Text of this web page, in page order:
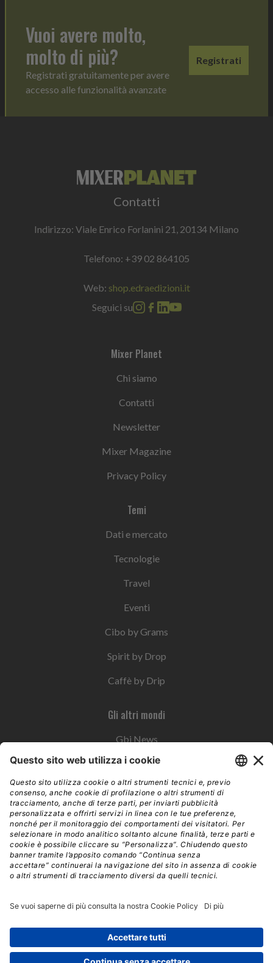
Vuoi avere molto,
molto di più?
Registrati gratuitamente per avere
accesso alle funzionalità avanzate
Registrati
Contatti
Indirizzo: Viale Enrico Forlanini 21, 20134 Milano
Telefono: +39 02 864105
Web: shop.edraedizioni.it
Seguici su
Mixer Planet
Chi siamo
Contatti
Newsletter
Mixer Magazine
Privacy Policy
Temi
Dati e mercato
Tecnologie
Travel
Eventi
Cibo by Grams
Spirit by Drop
Caffè by Drip
Gli altri mondi
Gbi News
Instoremag
Esplora il gruppo
Edra Edizioni
Edizioni LSWR
LSWR Group
Mixer è un prodotto del network Edra Edizioni. Direzione, amministrazione,
redazione, pubblicità | © Copyright 2026 – Tutti i diritti riservati | Partita IVA e C.F.